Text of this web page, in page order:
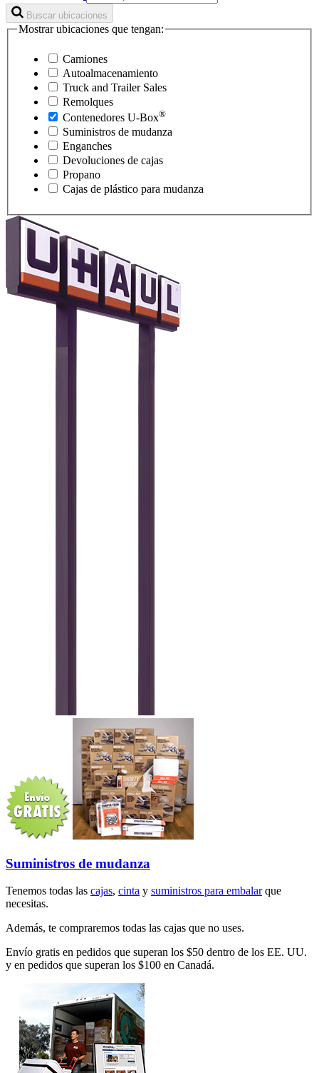
Buscar ubicaciones
Mostrar ubicaciones que tengan:
Camiones
Autoalmacenamiento
Truck and Trailer Sales
Remolques
Contenedores U-Box®
Suministros de mudanza
Enganches
Devoluciones de cajas
Propano
Cajas de plástico para mudanza
Suministros de mudanza
Tenemos todas las cajas, cinta y suministros para embalarque
necesitas.
Además, te compraremos todas las cajas que no uses.
Envío gratis en pedidos que superan los $50 dentro de los EE. UU.
y en pedidos que superan los $100 en Canadá.